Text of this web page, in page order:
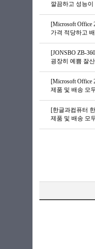
깔끔하고 성능
[Microsoft Office
가격 적당하고
[JONSBO ZB-
굉장히 예쁨 잘
[Microsoft Office
제품 및 배송 모
[한글과컴퓨터
제품 및 배송 모